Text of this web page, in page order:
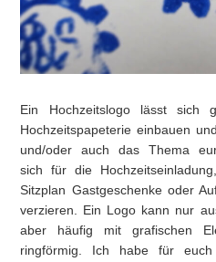
Ein Hochzeitslogo lässt
Hochzeitspapeterie einbauen
und/oder auch das Thema
sichfür die
Sitzplan Gastgeschenke oder
verzieren. Ein Logo kann nur
aber häufig mit grafischen
ringförmig. Ich habe für euch